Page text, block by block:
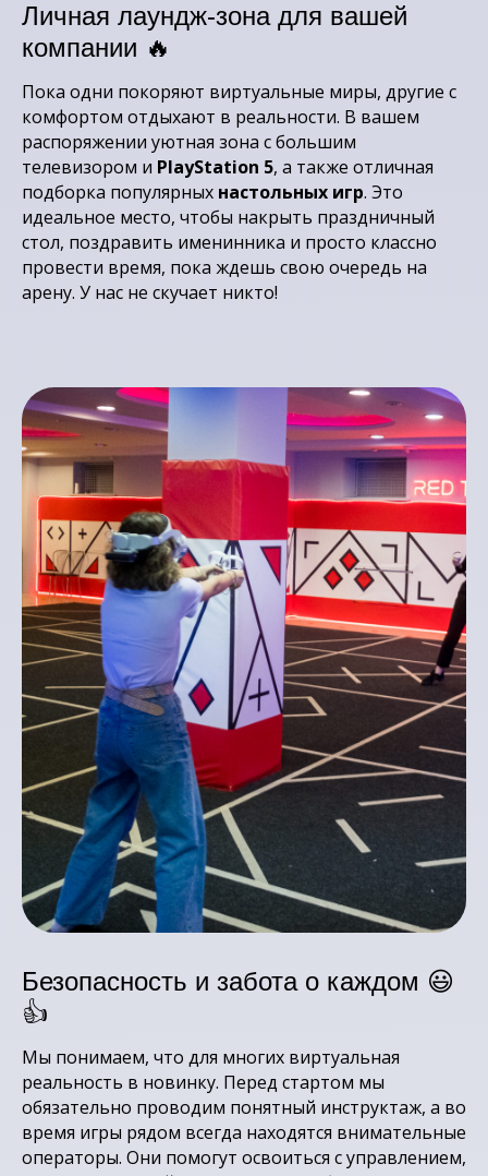
Личная лаундж-зона для вашей
компании 🔥
Пока одни покоряют виртуальные миры, другие с
комфортом отдыхают в реальности. В вашем
распоряжении уютная зона с большим
телевизором и PlayStation 5, а также отличная
подборка популярных настольных игр. Это
идеальное место, чтобы накрыть праздничный
стол, поздравить именинника и просто классно
провести время, пока ждешь свою очередь на
арену. У нас не скучает никто!
Безопасность и забота о каждом 😃
👍
Мы понимаем, что для многих виртуальная
реальность в новинку. Перед стартом мы
обязательно проводим понятный инструктаж, а во
время игры рядом всегда находятся внимательные
операторы. Они помогут освоиться с управлением,